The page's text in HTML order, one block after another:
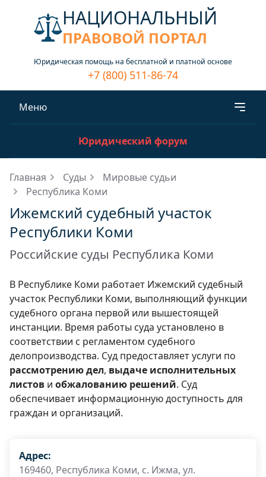
НАЦИОНАЛЬНЫЙ
ПРАВОВОЙ ПОРТАЛ
Юридическая помощь на бесплатной и платной основе
+7 (800) 511-86-74
Меню
Юридический форум
Главная Суды
Мировые судьи
Республика Коми
Ижемский судебный участок
Республики Коми
Российские суды Республика Коми
В Республике Коми работает Ижемский судебный
участок Республики Коми, выполняющий функции
судебного органа первой или вышестоящей
инстанции. Время работы суда установлено в
соответствии с регламентом судебного
делопроизводства. Суд предоставляет услуги по
рассмотрению дел, выдаче исполнительных
листов и обжалованию решений. Суд
обеспечивает информационную доступность для
граждан и организаций.
Адрес:
169460, Республика Коми, с. Ижма, ул.